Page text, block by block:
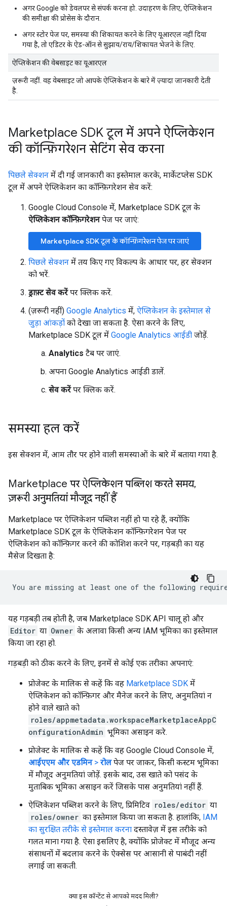
अगर Google को डेवलपर से संपर्क करना हो. उदाहरण के लिए, ऐप्लिकेशन
की समीक्षा की प्रोसेस के दौरान.
अगर स्टोर पेज पर, समस्या की शिकायत करने के लिए यूआरएल नहीं दिया
गया है, तो एडिटर के ऐड-ऑन से सुझाव/राय/शिकायत भेजने के लिए.
ऐप्लिकेशन की वेबसाइट का यूआरएल
ज़रूरी नहीं. वह वेबसाइट जो आपके ऐप्लिकेशन के बारे में ज़्यादा जानकारी देती
है.
Marketplace SDK टूल में अपने ऐप्लिकेशन
की कॉन्फ़िगरेशन सेटिंग सेव करना
पिछले सेक्शन में दी गई जानकारी का इस्तेमाल करके, मार्केटप्लेस SDK
टूल में अपने ऐप्लिकेशन का कॉन्फ़िगरेशन सेव करें:
Google Cloud Console में, Marketplace SDK टूल के
ऐप्लिकेशन कॉन्फ़िगरेशनपेज पर जाएं:
Marketplace SDK टूल के कॉन्फ़िगरेशन पेज पर जाएं
पिछले सेक्शन में तय किए गए विकल्प के आधार पर, हर सेक्शन
को भरें.
ड्राफ़्ट सेव करेंपर क्लिक करें.
(ज़रूरी नहीं) Google Analytics में, ऐप्लिकेशन के इस्तेमाल से
जुड़ा आंकड़ों को देखा जा सकता है. ऐसा करने के लिए,
Marketplace SDK टूल में Google Analytics आईडी जोड़ें.
Analytics टैब पर जाएं.
अपना Google Analytics आईडी डालें.
सेव करेंपर क्लिक करें.
समस्या हल करें
इस सेक्शन में, आम तौर पर होने वाली समस्याओं के बारे में बताया गया है.
Marketplace पर ऐप्लिकेशन पब्लिश करते समय,
ज़रूरी अनुमतियां मौजूद नहीं हैं
Marketplace पर ऐप्लिकेशन पब्लिश नहीं हो पा रहे हैं, क्योंकि
Marketplace SDK टूल के ऐप्लिकेशन कॉन्फ़िगरेशन पेज पर
ऐप्लिकेशन को कॉन्फ़िगर करने की कोशिश करने पर, गड़बड़ी का यह
मैसेज दिखता है:
यह गड़बड़ी तब होती है, जब Marketplace SDK API चालू हो और
Editor या Owner के अलावा किसी अन्य IAM भूमिका का इस्तेमाल
किया जा रहा हो.
गड़बड़ी को ठीक करने के लिए, इनमें से कोई एक तरीका अपनाएं:
प्रोजेक्ट के मालिक से कहें कि वह Marketplace SDK में
ऐप्लिकेशन को कॉन्फ़िगर और मैनेज करने के लिए, अनुमतियां न
होने वाले खाते को
roles/appmetadata.workspaceMarketplaceAppC
onfigurationAdmin भूमिका असाइन करे.
प्रोजेक्ट के मालिक से कहें कि वह Google Cloud Console में,
आईएएम और एडमिन> रोलपेज पर जाकर, किसी कस्टम भूमिका
में मौजूद अनुमतियां जोड़ें. इसके बाद, उस खाते को पसंद के
मुताबिक भूमिका असाइन करें जिसके पास अनुमतियां नहीं हैं.
ऐप्लिकेशन पब्लिश करने के लिए, प्रिमिटिव roles/editor या
roles/owner का इस्तेमाल किया जा सकता है. हालांकि, IAM
का सुरक्षित तरीके से इस्तेमाल करना दस्तावेज़ में इस तरीके को
गलत माना गया है. ऐसा इसलिए है, क्योंकि प्रोजेक्ट में मौजूद अन्य
संसाधनों में बदलाव करने के ऐक्सेस पर आसानी से पाबंदी नहीं
लगाई जा सकती.
क्या इस कॉन्टेंट से आपको मदद मिली?